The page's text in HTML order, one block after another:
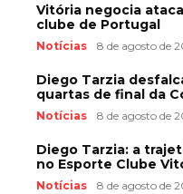
Vitória negocia
clube de Portugal
Notícias 8 de agosto de
Diego Tarzia
quartas de final da
Notícias 8 de agosto de
Diego Tarzia: a
no Esporte Clube
Notícias 8 de agosto de